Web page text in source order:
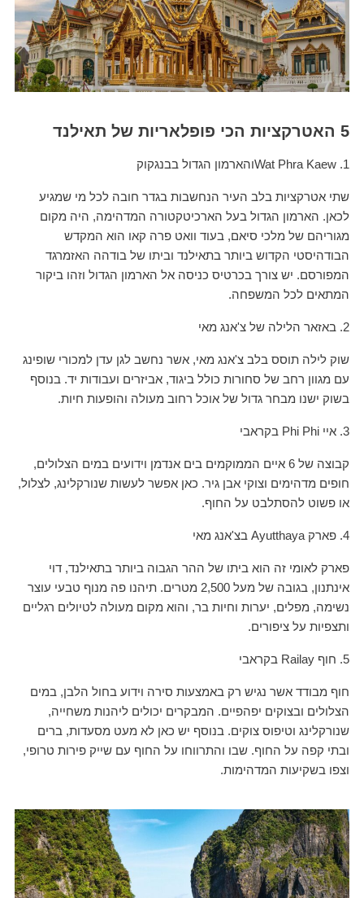
5 האטרקציות הכי פופלאריות של תאילנד
1. Wat Phra Kaewוהארמון הגדול בבנגקוק
שתי אטרקציות בלב העיר הנחשבות בגדר חובה לכל מי שמגיע
לכאן. הארמון הגדול בעל הארכיטקטורה המדהימה, היה מקום
מגוריהם של מלכי סיאם, בעוד וואט פרה קאו הוא המקדש
הבודהיסטי הקדוש ביותר בתאילנד וביתו של בודהה האזמרגד
המפורסם. יש צורך בכרטיס כניסה אל הארמון הגדול וזהו ביקור
המתאים לכל המשפחה.
2. באזאר הלילה של צ'אנג מאי
שוק לילה תוסס בלב צ'אנג מאי, אשר נחשב לגן עדן למכורי שופינג
עם מגוון רחב של סחורות כולל ביגוד, אביזרים ועבודות יד. בנוסף
בשוק ישנו מבחר גדול של אוכל רחוב מעולה והופעות חיות.
3. איי Phi Phi בקראבי
קבוצה של 6 איים הממוקמים בים אנדמן וידועים במים הצלולים,
חופים מדהימים וצוקי אבן גיר. כאן אפשר לעשות שנורקלינג, לצלול,
או פשוט להסתלבט על החוף.
4. פארק Ayutthaya בצ'אנג מאי
פארק לאומי זה הוא ביתו של ההר הגבוה ביותר בתאילנד, דוי
אינתנון, בגובה של מעל 2,500 מטרים. תיהנו פה מנוף טבעי עוצר
נשימה, מפלים, יערות וחיות בר, והוא מקום מעולה לטיולים רגליים
ותצפיות על ציפורים.
5. חוף Railay בקראבי
חוף מבודד אשר נגיש רק באמצעות סירה וידוע בחול הלבן, במים
הצלולים ובצוקים יפהפיים. המבקרים יכולים ליהנות משחייה,
שנורקלינג וטיפוס צוקים. בנוסף יש כאן לא מעט מסעדות, ברים
ובתי קפה על החוף. שבו והתרווחו על החוף עם שייק פירות טרופי,
וצפו בשקיעות המדהימות.